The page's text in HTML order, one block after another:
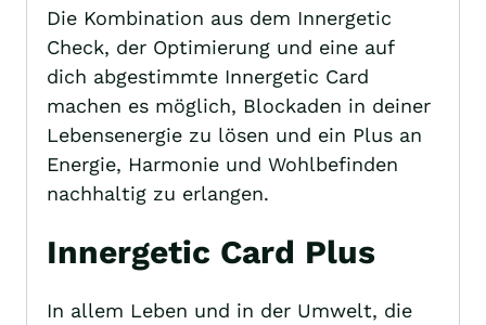
Die Kombination aus dem Innergetic
Check, der Optimierung und eine auf
dich abgestimmte Innergetic Card
machen es möglich, Blockaden in deiner
Lebensenergie zu lösen und ein Plus an
Energie, Harmonie und Wohlbefinden
nachhaltig zu erlangen.
Innergetic Card Plus
In allem Leben und in der Umwelt, die